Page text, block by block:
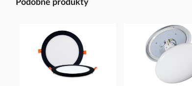
Podobné produkty